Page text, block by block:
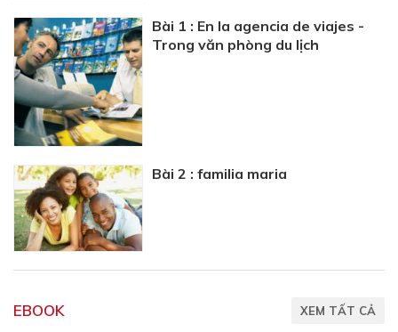
Bài 1 : En la agencia de viajes -
Trong văn phòng du lịch
Bài 2 : familia maria
EBOOK XEM TẤT CẢ